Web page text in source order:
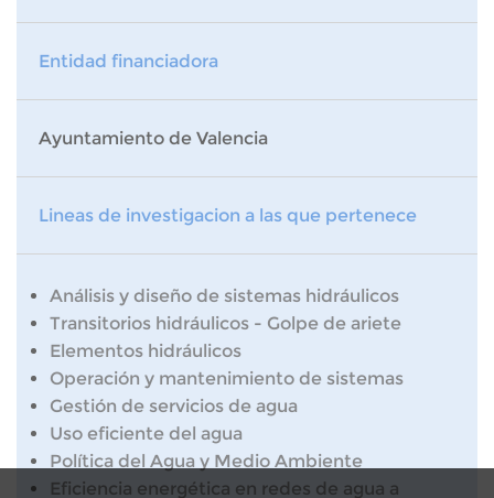
Entidad financiadora
Ayuntamiento de Valencia
Lineas de investigacion a las que pertenece
Análisis y diseño de sistemas hidráulicos
Transitorios hidráulicos - Golpe de ariete
Elementos hidráulicos
Operación y mantenimiento de sistemas
Gestión de servicios de agua
Uso eficiente del agua
Política del Agua y Medio Ambiente
Eficiencia energética en redes de agua a